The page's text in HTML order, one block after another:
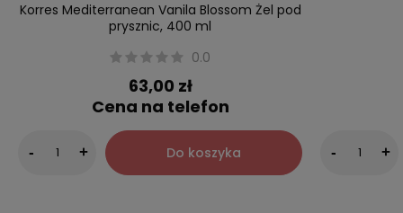
Korres Mediterranean Vanila Blossom Żel pod
prysznic, 400 ml
0.0
63,00 zł
Cena na telefon
- + Do koszyka - +